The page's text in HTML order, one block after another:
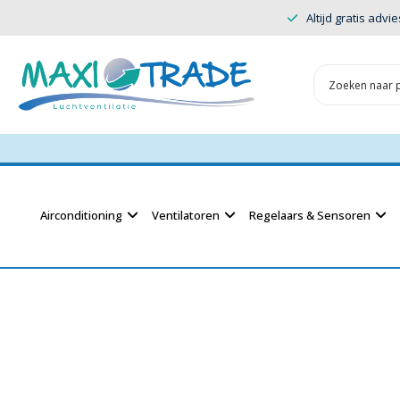
Altijd gratis
Airconditioning Ventilatoren Regelaars & Sensoren